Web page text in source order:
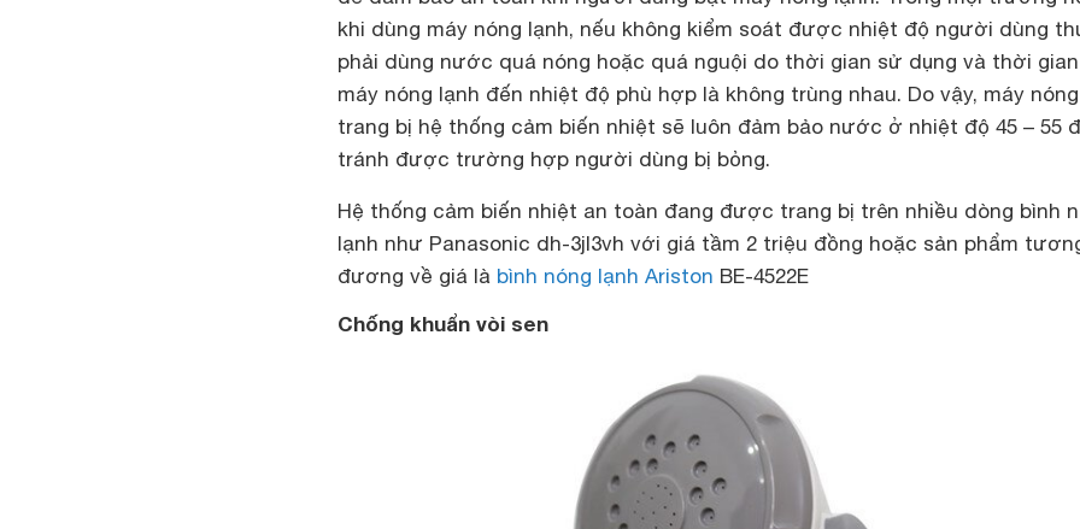
khi dùng máy nóng lạnh, nếu không kiểm soát được nhiệt độ người dùng
phải dùng nước quá nóng hoặc quá nguội do thời gian sử dụng và thời
máy nóng lạnh đến nhiệt độ phù hợp là không trùng nhau. Do vậy, máy
trang bị hệ thống cảm biến nhiệt sẽ luôn đảm bảo nước ở nhiệt độ 45 – 55
tránh được trường hợp người dùng bị bỏng.
Hệ thống cảm biến nhiệt an toàn đang được trang bị trên nhiều dòng bình
lạnh như Panasonic dh-3jl3vh với giá tầm 2 triệu đồng hoặc sản phẩm
đương về giá là bình nóng lạnh Ariston BE-4522E
Chống khuẩn vòi sen